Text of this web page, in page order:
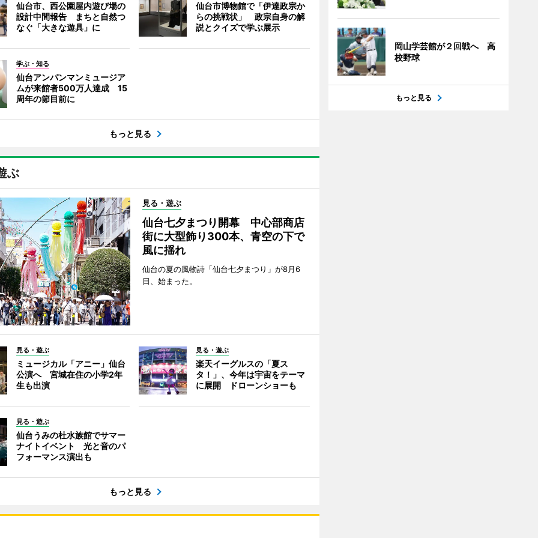
仙台市、西公園屋内遊び場の
設計中間報告 まちと自然つ
なぐ「大きな遊具」に
仙台市博物館で「伊達政宗か
らの挑戦状」 政宗自身の解
説とクイズで学ぶ展示
学ぶ・知る
仙台アンパンマンミュージア
ムが来館者500万人達成 15
周年の節目前に
もっと見る
ぶ
見る・遊ぶ
仙台七夕まつり開幕 中心部商店
街に大型飾り300本、青空の下で
風に揺れ
仙台の夏の風物詩「仙台七夕まつり」が8月6
日、始まった。
見る・遊ぶ
ミュージカル「アニー」仙台
公演へ 宮城在住の小学2年
生も出演
見る・遊ぶ
楽天イーグルスの「夏ス
タ！」、今年は宇宙をテーマ
に展開 ドローンショーも
見る・遊ぶ
仙台うみの杜水族館でサマー
ナイトイベント 光と音のパ
フォーマンス演出も
もっと見る
岡山学芸館が２回戦へ 高
校野球
もっと見る